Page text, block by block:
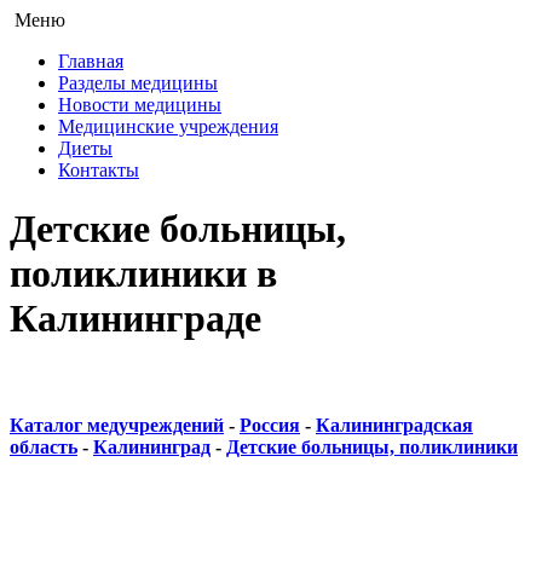
Меню
Главная
Разделы медицины
Новости медицины
Медицинские учреждения
Диеты
Контакты
Детские больницы,
поликлиники в
Калининграде
Каталог медучреждений - Россия - Калининградская
область - Калининград - Детские больницы, поликлиники